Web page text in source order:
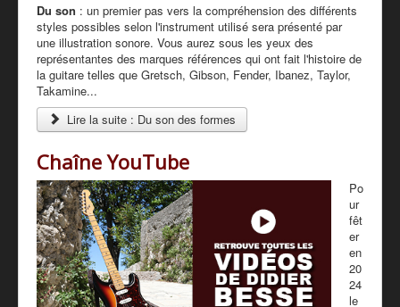
Du son : un premier pas vers la compréhension des différents
styles possibles selon l'instrument utilisé sera présenté par
une illustration sonore. Vous aurez sous les yeux des
représentantes des marques références qui ont fait l'histoire de
la guitare telles que Gretsch, Gibson, Fender, Ibanez, Taylor,
Takamine...
Lire la suite : Du son des formes
Chaîne YouTube
Po
ur
fêt
er
en
20
24
le